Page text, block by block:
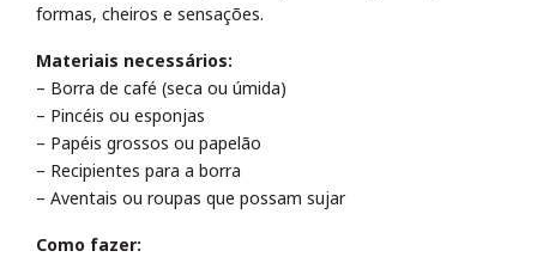
formas, cheiros e sensações.
Materiais necessários:
– Borra de café (seca ou úmida)
– Pincéis ou esponjas
– Papéis grossos ou papelão
– Recipientes para a borra
– Aventais ou roupas que possam sujar
Como fazer: